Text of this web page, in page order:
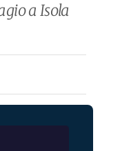
a Isola